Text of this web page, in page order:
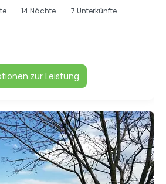
14Nächte
7 Unterkünfte
zur Leistung